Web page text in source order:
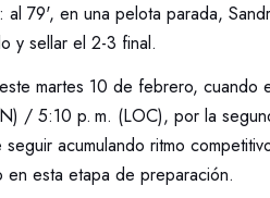
79', en una pelota parada,
y sellar el 2-3 final.
martes 10 de febrero, cuando
/ 5:10 p. m. (LOC), por la
acumulando ritmo
esta etapa de preparación.